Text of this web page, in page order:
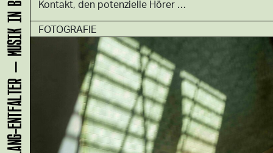
Kontakt, den potenzielle Hörer …
FOTOGRAFIE